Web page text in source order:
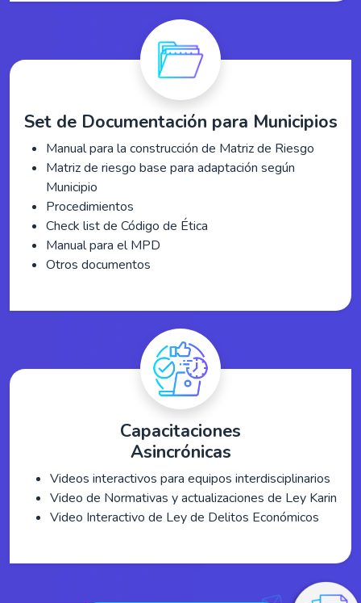
Set de Documentación para Municipios
Manual para la construcción de Matriz de Riesgo
Matriz de riesgo base para adaptación según
Municipio
Procedimientos
Check list de Código de Ética
Manual para el MPD
Otros documentos
Capacitaciones
Asincrónicas
Videos interactivos para equipos interdisciplinarios
Video de Normativas y actualizaciones de Ley Karin
Video Interactivo de Ley de Delitos Económicos